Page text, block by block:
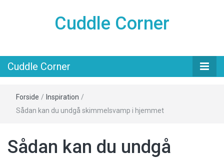
Cuddle Corner
Cuddle Corner
Forside / Inspiration /
Sådan kan du undgå skimmelsvamp i hjemmet
Sådan kan du undgå